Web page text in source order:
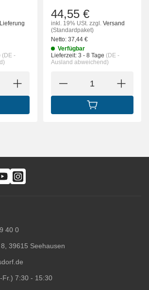
(DE -
WARENKORB
44,55 €
inkl. 19% USt. zzgl. Versand
(Standardpaket)
Netto: 37,44 €
Verfügbar
Lieferzeit: 3 - 8 Tage (DE -
Ausland abweichend)
IN DEN
40 0
39615 Seehausen
Fr.) 7:30 - 15:30